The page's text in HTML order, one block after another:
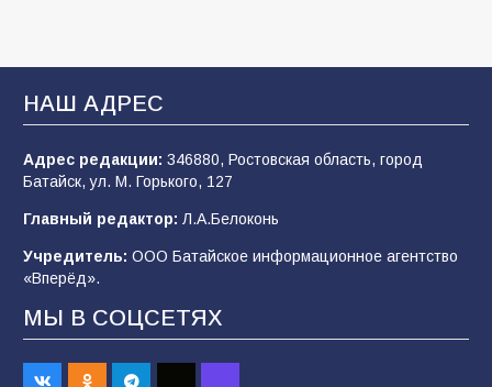
образовательного кластера
106 05.08.2026
«Мобилизация или набор?» Что на самом
2026 года
101 03.08.2026
В Батайске продолжаются дорожные работы
98 04.08.2026
НАШ АДРЕС
Адрес редакции: 346880, Ростовская область, город
Батайск, ул. М. Горького, 127
Главный редактор: Л.А.Белоконь
Учредитель: ООО Батайское информационное агентство
«Вперёд».
МЫ В СОЦСЕТЯХ